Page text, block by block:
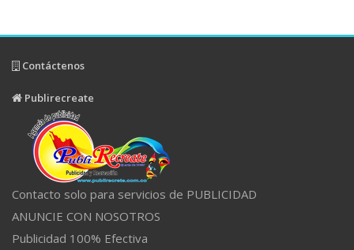
Contáctenos
Publirecreate
Contacto solo para servicios de PUBLICIDAD
ANUNCIE CON NOSOTROS
Publicidad 100% Efectiva